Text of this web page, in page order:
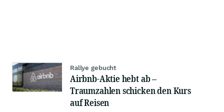
Rallye gebucht
Airbnb-Aktie hebt ab –
Traumzahlen schicken den Kurs
auf Reisen